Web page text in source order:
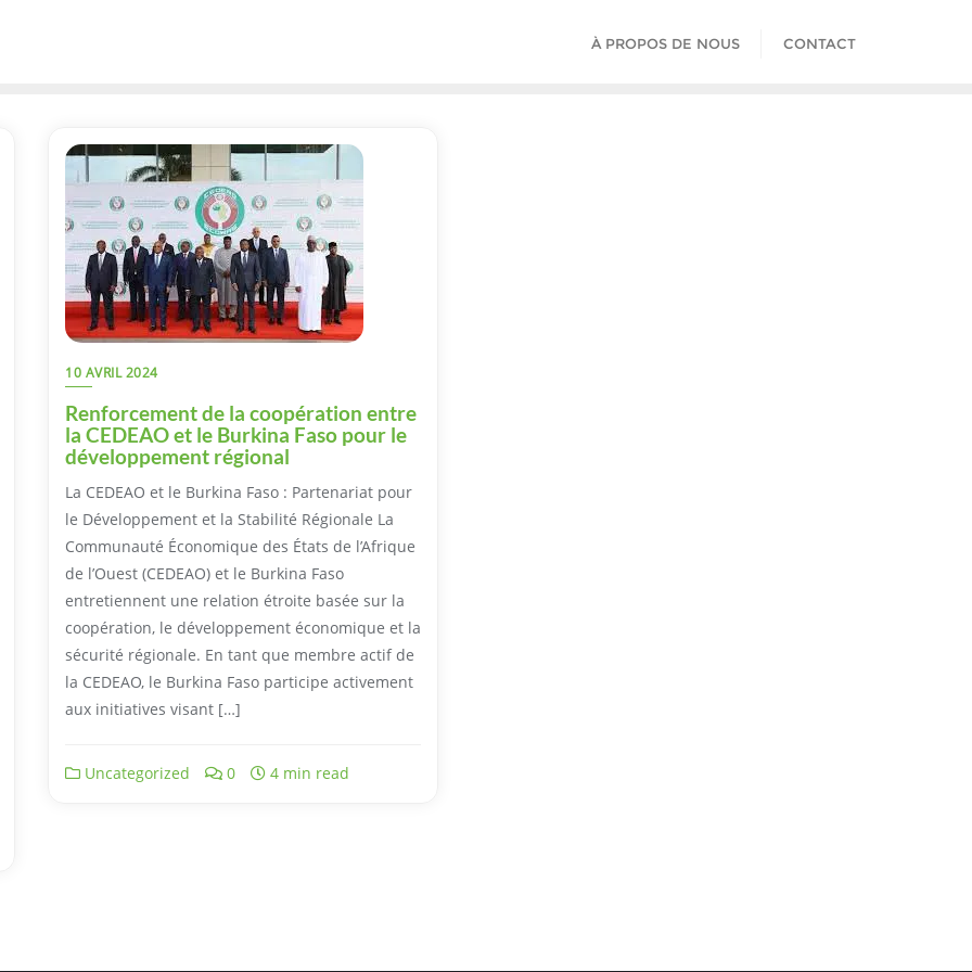
À PROPOS DE NOUS CONTACT
10 AVRIL 2024
Renforcement de la coopération entre
la CEDEAO et le Burkina Faso pour le
développement régional
La CEDEAO et le Burkina Faso : Partenariat pour
le Développement et la Stabilité Régionale La
Communauté Économique des États de l’Afrique
de l’Ouest (CEDEAO) et le Burkina Faso
entretiennent une relation étroite basée sur la
coopération, le développement économique et la
sécurité régionale. En tant que membre actif de
la CEDEAO, le Burkina Faso participe activement
aux initiatives visant […]
Uncategorized 0 4 min read